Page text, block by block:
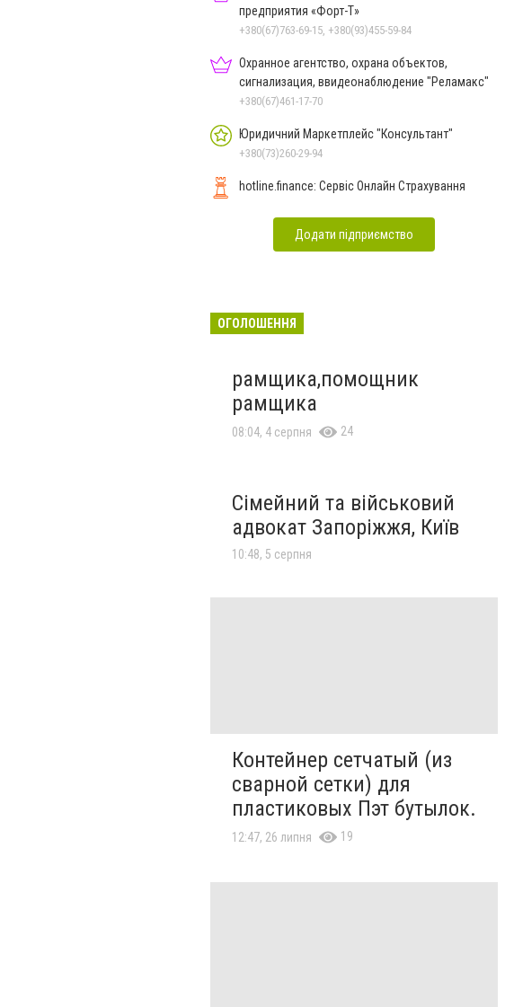
предприятия «Форт-Т»
+380(67)763-69-15, +380(93)455-59-84
Охранное агентство, охрана объектов,
сигнализация, ввидеонаблюдение "Реламакс"
+380(67)461-17-70
Юридичний Маркетплейс "Консультант"
+380(73)260-29-94
hotline.finance: Сервіс Онлайн Страхування
Додати підприємство
ОГОЛОШЕННЯ
рамщика,помощник
рамщика
08:04, 4 серпня 24
Сімейний та військовий
адвокат Запоріжжя, Київ
10:48, 5 серпня
Контейнер сетчатый (из
сварной сетки) для
пластиковых Пэт бутылок.
12:47, 26 липня 19